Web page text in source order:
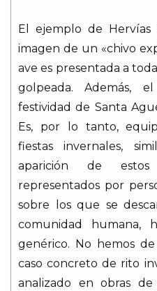
El ejemplo de
imagen de un «chivo
ave es presentada a
golpeada. Además,
festividad de Santa
Es, por lo tanto,
fiestas invernales,
aparición de estos
representados por
sobre los que se
comunidad humana,
genérico. No hemos
caso concreto de rito
analizado en obras